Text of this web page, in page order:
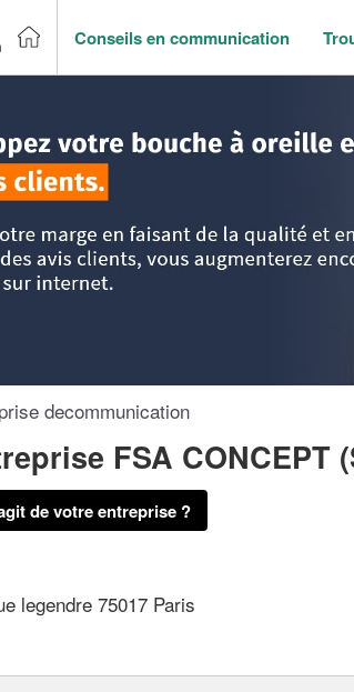
Conseils en communication
decommunication
FSA CONCEPT
de votre entreprise ?
legendre 75017 Paris